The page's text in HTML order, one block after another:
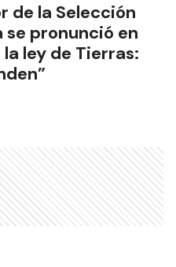
de la Selección
pronunció en
ley de Tierras: